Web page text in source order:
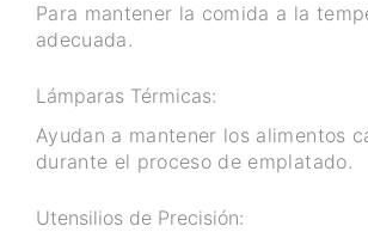
Para mantener la comida a la
adecuada.
Lámparas Térmicas:
Ayudan a mantener los alimentos
durante el proceso de emplatado.
Utensilios de Precisión: